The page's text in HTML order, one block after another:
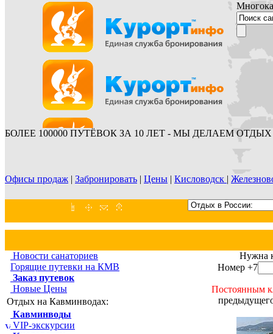
БОЛЕЕ 100000 ПУТЁВОК ЗА 10 ЛЕТ - МЫ ДЕЛАЕМ ОТДЫХ
Офисы продаж | Забронировать | Цены | Кисловодск |
Новости санаториев
Горящие путевки на КМВ
Заказ путевок
Новые Цены
Отдых на Кавминводах:
Кавминводы
VIP-экскурсии
Нужна
Номер +7
Постоянным